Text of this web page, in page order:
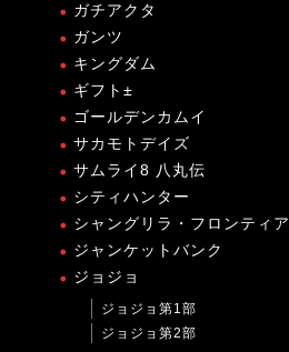
ガチアクタ
ガンツ
キングダム
ギフト±
ゴールデンカムイ
サカモトデイズ
サムライ8 八丸伝
シティハンター
シャングリラ・フロンティア
ジャンケットバンク
ジョジョ
ジョジョ第1部
ジョジョ第2部